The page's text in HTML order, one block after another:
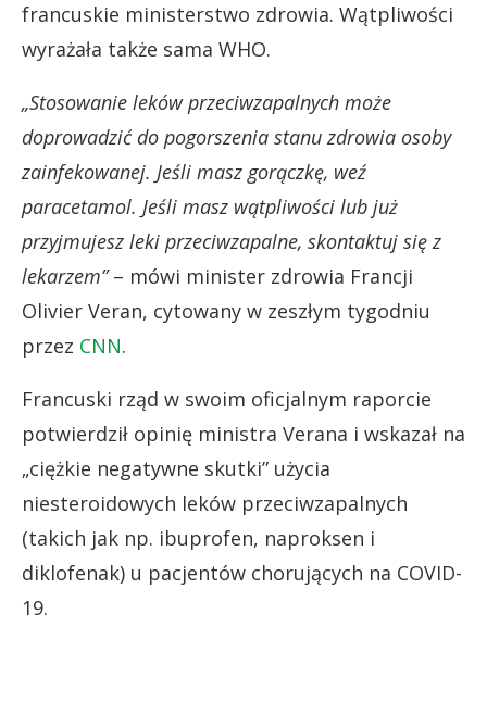
francuskie ministerstwo zdrowia. Wątpliwości
wyrażała także sama WHO.
„Stosowanie leków przeciwzapalnych może
doprowadzić do pogorszenia stanu zdrowia osoby
zainfekowanej. Jeśli masz gorączkę, weź
paracetamol. Jeśli masz wątpliwości lub już
przyjmujesz leki przeciwzapalne, skontaktuj się z
lekarzem”– mówi minister zdrowia Francji
Olivier Veran, cytowany w zeszłym tygodniu
przez CNN.
Francuski rząd w swoim oficjalnym raporcie
potwierdził opinię ministra Verana i wskazał na
„ciężkie negatywne skutki” użycia
niesteroidowych leków przeciwzapalnych
(takich jak np. ibuprofen, naproksen i
diklofenak) u pacjentów chorujących na COVID-
19.